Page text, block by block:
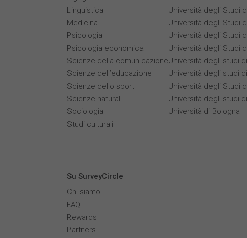
Linguistica
Medicina
Psicologia
Psicologia economica
Scienze della comunicazione
Scienze dell’educazione
Scienze dello sport
Scienze naturali
Sociologia
Studi culturali
Università degli Studi
Università degli Studi
Università degli Studi
Università degli Studi
Università degli studi
Università degli studi
Università degli Studi
Università degli studi
Università di Bologna
Su SurveyCircle
Chi siamo
FAQ
Rewards
Partners